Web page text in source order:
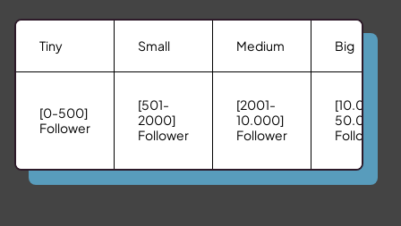
Tiny Small Medium Big
[0-500]
Follower
[501-
2000]
Follower
[2001-
10.000]
Follower
[10.001-
50.000]
Follower